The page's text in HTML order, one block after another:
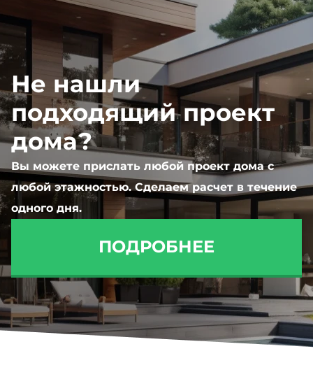
Не нашли
подходящий проект
дома?
Вы можете прислать любой проект дома с
любой этажностью. Сделаем расчет в течение
одного дня.
ПОДРОБНЕЕ